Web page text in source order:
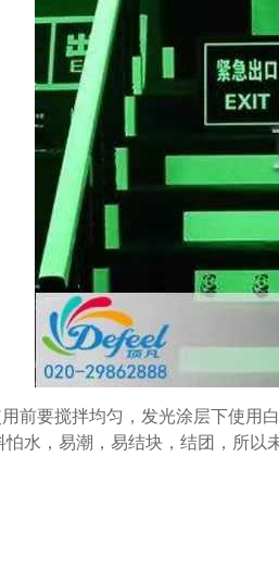
前要搅拌均匀，发光涂层下使用
怕水，易潮，易结块，结团，所